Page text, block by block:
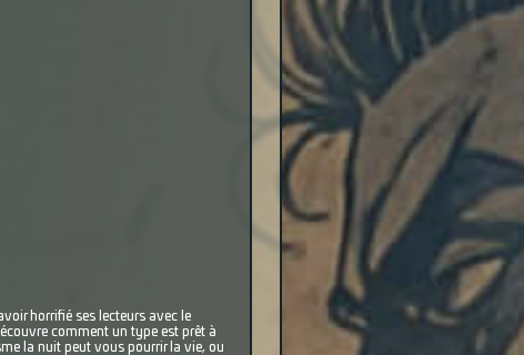
horrifié ses lecteurs avec le
comment un type est prêt à
la nuit peut vous pourrir la vie, ou